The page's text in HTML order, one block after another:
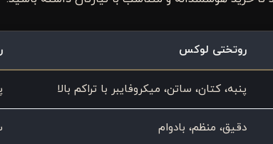
روتختی لوکس
پنبه، کتان، ساتن، میکروفایبر با تراکم بالا
دقیق، منظم، بادوام